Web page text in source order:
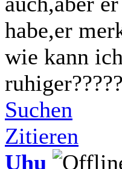
habe,er
wie kann
Suchen
Zitieren
Uhu